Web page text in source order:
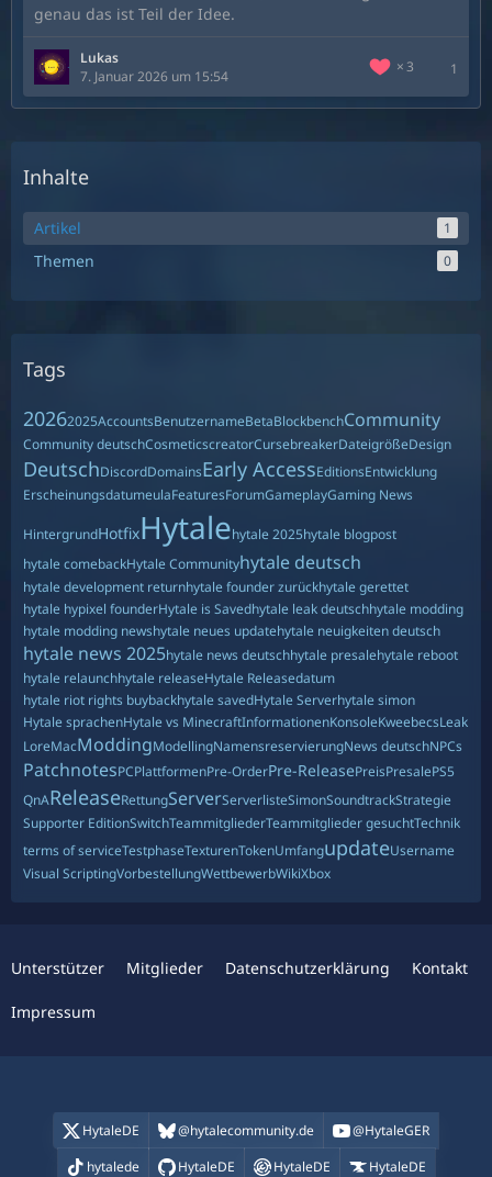
genau das ist Teil der Idee.
Lukas
7. Januar 2026 um 15:54
3 1
Inhalte
Artikel 1
Themen 0
Tags
20262025AccountsBenutzernameBetaBlockbenchCommunity
Community deutschCosmeticscreatorCursebreakerDateigrößeDesign
DeutschDiscordDomainsEarly AccessEditionsEntwicklung
ErscheinungsdatumeulaFeaturesForumGameplayGaming News
HintergrundHotfixHytalehytale 2025hytale blogpost
hytale comebackHytale Communityhytale deutsch
hytale development returnhytale founder zurückhytale gerettet
hytale hypixel founderHytale is Savedhytale leak deutschhytale modding
hytale modding newshytale neues updatehytale neuigkeiten deutsch
hytale news 2025hytale news deutschhytale presalehytale reboot
hytale relaunchhytale releaseHytale Releasedatum
hytale riot rights buybackhytale savedHytale Serverhytale simon
Hytale sprachenHytale vs MinecraftInformationenKonsoleKweebecsLeak
LoreMacModdingModellingNamensreservierungNews deutschNPCs
PatchnotesPCPlattformenPre-OrderPre-ReleasePreisPresalePS5
QnAReleaseRettungServerServerlisteSimonSoundtrackStrategie
Supporter EditionSwitchTeammitgliederTeammitglieder gesuchtTechnik
terms of serviceTestphaseTexturenTokenUmfangupdateUsername
Visual ScriptingVorbestellungWettbewerbWikiXbox
Unterstützer Mitglieder Datenschutzerklärung Kontakt
Impressum
HytaleDE @hytalecommunity.de
@HytaleGER
hytalede
HytaleDE HytaleDE HytaleDE